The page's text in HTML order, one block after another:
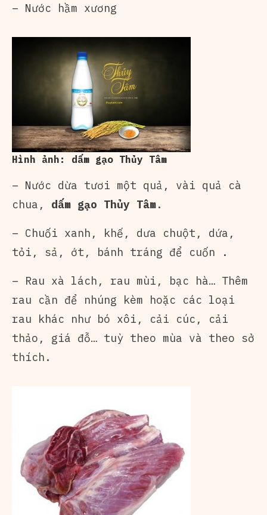
– Nước hầm xương
Hình ảnh: dấm gạo Thủy Tâm
– Nước dừa tươi một quả, vài quả cà
chua, dấm gạo Thủy Tâm.
– Chuối xanh, khế, dưa chuột, dứa,
tỏi, sả, ớt, bánh tráng để cuốn .
– Rau xà lách, rau mùi, bạc hà… Thêm
rau cần để nhúng kèm hoặc các loại
rau khác như bó xôi, cải cúc, cải
thảo, giá đỗ… tuỳ theo mùa và theo sở
thích.